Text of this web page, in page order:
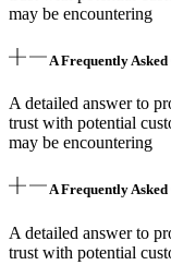
may be encountering
A Frequently
A detailed answer to
trust with potential
may be encountering
A Frequently
A detailed answer to
trust with potential